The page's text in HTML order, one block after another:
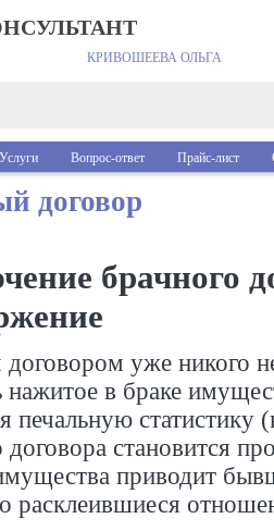
КРИВОШЕЕВА ОЛЬГА
Услуги Вопрос-ответ Прайс-лист
договор
брачного
уже никого
нажитое в браке
печальную статистику
договора становится
приводит
расклеившиеся